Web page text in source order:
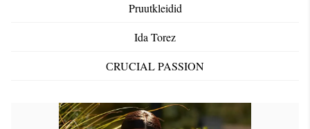
Pruutkleidid
Ida Torez
СRUCIAL PASSION